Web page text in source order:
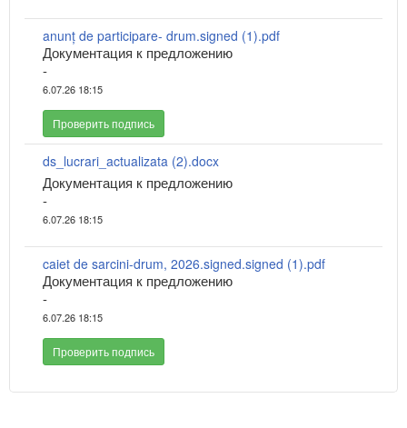
anunț de participare- drum.signed (1).pdf
Документация к предложению
-
6.07.26 18:15
Проверить подпись
ds_lucrari_actualizata (2).docx
Документация к предложению
-
6.07.26 18:15
caiet de sarcini-drum, 2026.signed.signed (1).pdf
Документация к предложению
-
6.07.26 18:15
Проверить подпись